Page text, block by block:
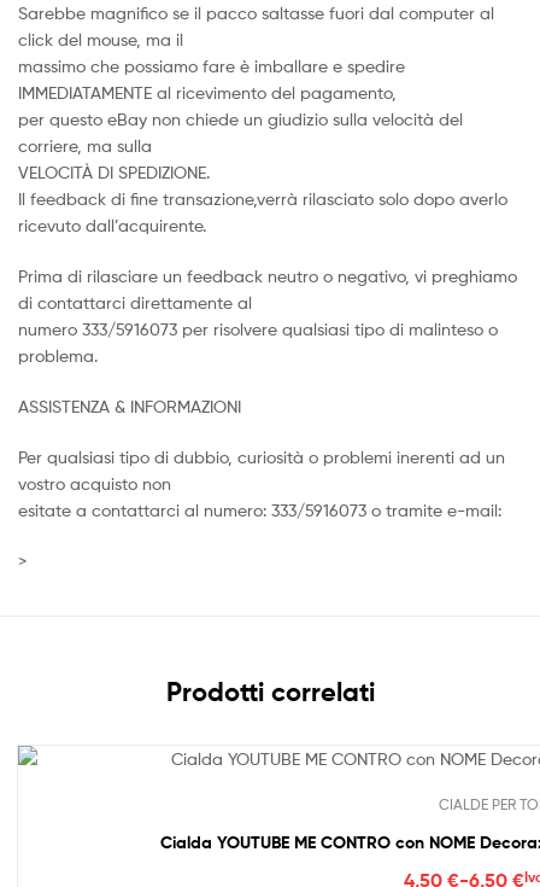
Sarebbe magnifico se il pacco saltasse fuori dal computer al
click del mouse, ma il
massimo che possiamo fare è imballare e spedire
IMMEDIATAMENTE al ricevimento del pagamento,
per questo eBay non chiede un giudizio sulla velocità del
corriere, ma sulla
VELOCITÀ DI SPEDIZIONE.
Il feedback di fine transazione,verrà rilasciato solo dopo averlo
ricevuto dall’acquirente.
Prima di rilasciare un feedback neutro o negativo, vi preghiamo
di contattarci direttamente al
numero 333/5916073 per risolvere qualsiasi tipo di malinteso o
problema.
ASSISTENZA & INFORMAZIONI
Per qualsiasi tipo di dubbio, curiosità o problemi inerenti ad un
vostro acquisto non
esitate a contattarci al numero: 333/5916073 o tramite e-mail:
>
Prodotti correlati
CIALDE PER
Cialda YOUTUBE ME CONTRO con NOME
4,50 €-6,50 €